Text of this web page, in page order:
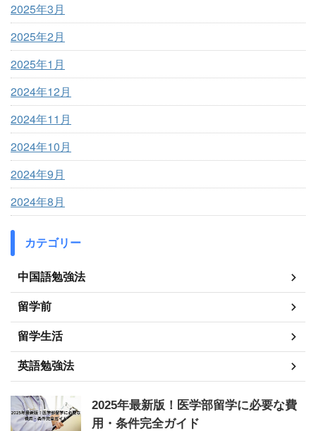
2025年3月
2025年2月
2025年1月
2024年12月
2024年11月
2024年10月
2024年9月
2024年8月
カテゴリー
中国語勉強法
留学前
留学生活
英語勉強法
2025年最新版！医学部留学に必要な費
用・条件完全ガイド